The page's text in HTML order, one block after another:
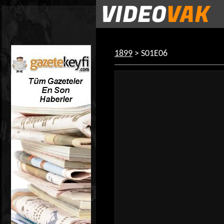
1899 > S01E06